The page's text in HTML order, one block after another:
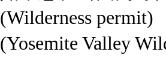
(Wilderness
(Yosemite Valley